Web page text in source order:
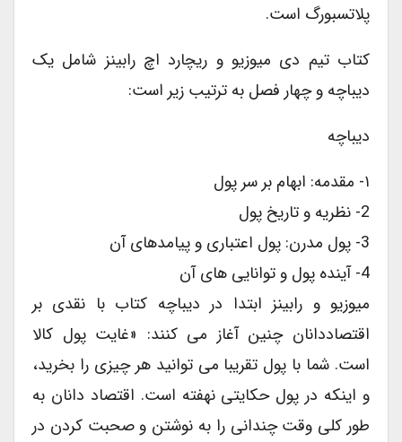
پلاتسبورگ است.
کتاب تیم دی میوزیو و ریچارد اچ رابینز شامل یک
دیباچه و چهار فصل به ترتیب زیر است:
دیباچه
میوزیو و رابینز ابتدا در دیباچه کتاب با نقدی بر
اقتصاددانان چنین آغاز می کنند: «غایت پول کالا
است. شما با پول تقریبا می توانید هر چیزی را بخرید،
و اینکه در پول حکایتی نهفته است. اقتصاد دانان به
طور کلی وقت چندانی را به نوشتن و صحبت کردن در